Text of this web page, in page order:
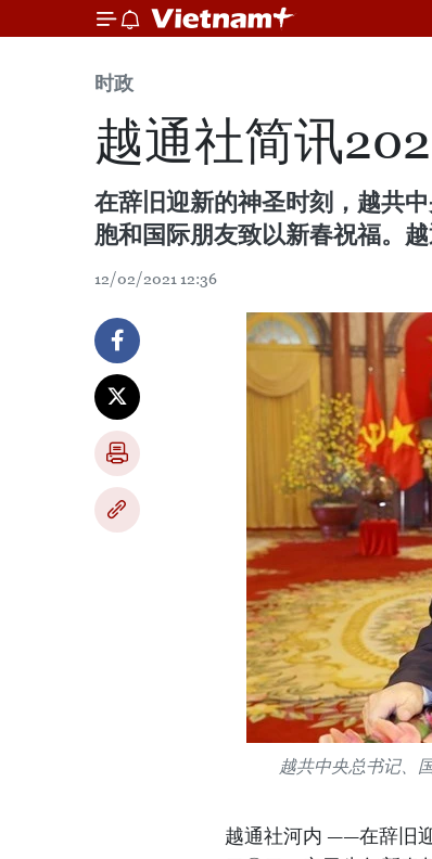
时政
越通社简讯
在辞旧迎新的神圣时刻，越共
胞和国际朋友致以新春祝福。
12/02/2021 12:36
越共中央总书记、
越通社河内 ——在辞旧